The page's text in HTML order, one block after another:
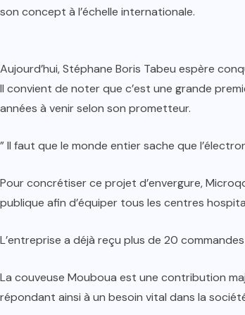
son concept à l’échelle internationale.
Aujourd’hui, Stéphane Boris Tabeu espère
Il convient de noter que c’est une grande
années à venir selon son prometteur.
” Il faut que le monde entier sache que
Pour concrétiser ce projet d’envergure,
publique afin d’équiper tous les centres
L’entreprise a déjà reçu plus de 20
La couveuse Mouboua est une contribution
répondant ainsi à un besoin vital dans la